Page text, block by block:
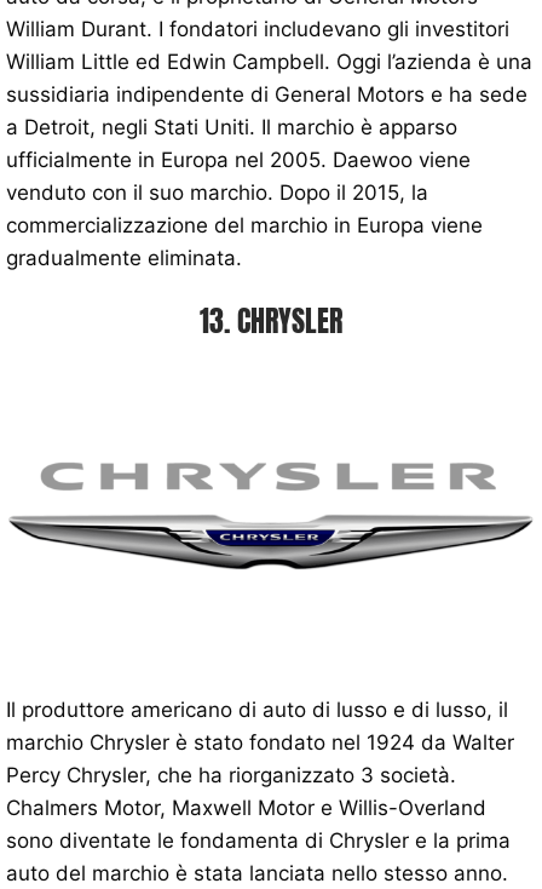
William Durant. I fondatori includevano gli investitori
William Little ed Edwin Campbell. Oggi l’azienda è una
sussidiaria indipendente di General Motors e ha sede
a Detroit, negli Stati Uniti. Il marchio è apparso
ufficialmente in Europa nel 2005. Daewoo viene
venduto con il suo marchio. Dopo il 2015, la
commercializzazione del marchio in Europa viene
gradualmente eliminata.
13. CHRYSLER
Il produttore americano di auto di lusso e di lusso, il
marchio Chrysler è stato fondato nel 1924 da Walter
Percy Chrysler, che ha riorganizzato 3 società.
Chalmers Motor, Maxwell Motor e Willis-Overland
sono diventate le fondamenta di Chrysler e la prima
auto del marchio è stata lanciata nello stesso anno.